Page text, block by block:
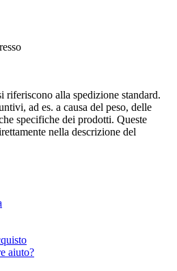
riferiscono alla spedizione standard.
ad es. a causa del peso, delle
specifiche dei prodotti. Queste
nella descrizione del
aiuto?